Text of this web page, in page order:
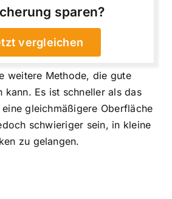
sparen?
vergleichen
weitere Methode, die gute
kann. Es ist schneller als das
eine gleichmäßigere Oberfläche
schwieriger sein, in kleine
zu gelangen.